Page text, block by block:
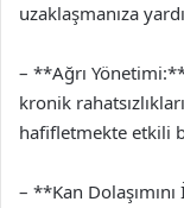
uzaklaşmanıza
– **Ağrı
kronik
hafifletmekte etkili
– **Kan